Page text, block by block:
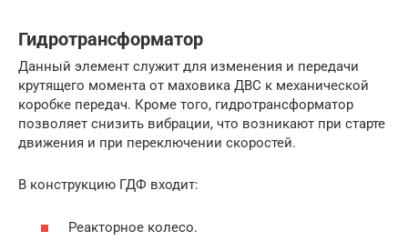
Гидротрансформатор
Данный элемент служит для изменения и передачи
крутящего момента от маховика ДВС к механической
коробке передач. Кроме того, гидротрансформатор
позволяет снизить вибрации, что возникают при старте
движения и при переключении скоростей.
В конструкцию ГДФ входит:
Реакторное колесо.